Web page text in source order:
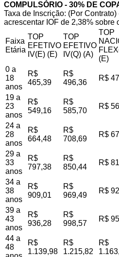
COMPULSÓRIO - 30% DE
Taxa de Inscrição: (Por
acrescentar IOF de 2,38% sobre
Faixa
Etária
TOP
EFETIVO
IV(E) (E)
TOP
EFETIVO
IV(Q) (A)
TOP
(E)
0 a
18
anos
R$
465,39
R$
496,36
R$
19 a
23
anos
R$
549,16
R$
585,70
R$
24 a
28
anos
R$
664,48
R$
708,69
R$
29 a
33
anos
R$
797,38
R$
850,44
R$
34 a
38
anos
R$
909,01
R$
969,49
R$
39 a
43
anos
R$
936,28
R$
998,57
R$
44 a
48
R$
1.139,98
R$
1.215,82
R$